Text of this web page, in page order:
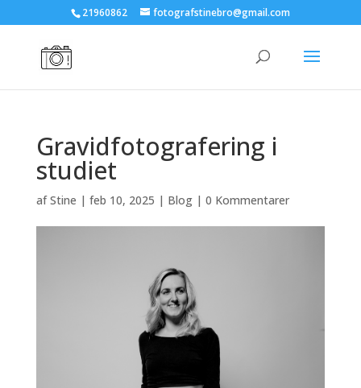
21960862 fotografstinebro@gmail.com
Gravidfotografering i
studiet
afStine | feb 10, 2025 | Blog| 0 Kommentarer